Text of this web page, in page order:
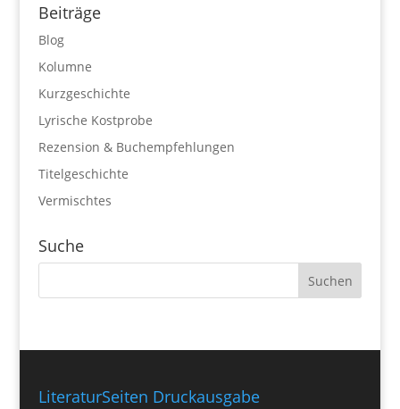
Beiträge
Blog
Kolumne
Kurzgeschichte
Lyrische Kostprobe
Rezension & Buchempfehlungen
Titelgeschichte
Vermischtes
Suche
LiteraturSeiten Druckausgabe